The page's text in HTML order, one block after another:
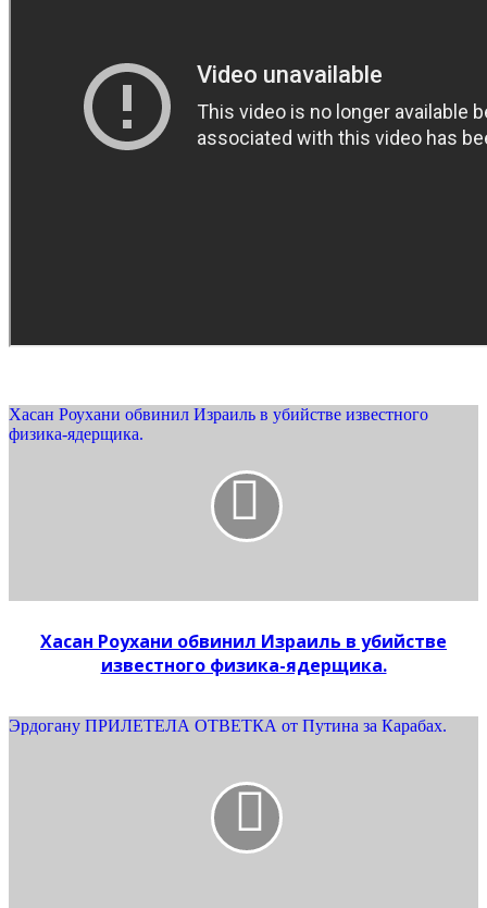
Хасан Роухани обвинил Израиль в убийстве известного
физика-ядерщика.
Хасан Роухани обвинил Израиль в убийстве
известного физика-ядерщика.
Эрдогану ПРИЛЕТЕЛА ОТВЕТКА от Путина за Кapaбах.